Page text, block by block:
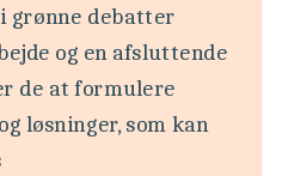
grønne debatter
og en afsluttende
de at formulere
løsninger, som kan